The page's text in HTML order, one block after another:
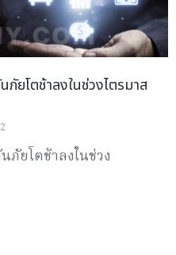
ยโตช้าลงในช่วงไตรมาส
ภัยโตช้าลงในช่วง